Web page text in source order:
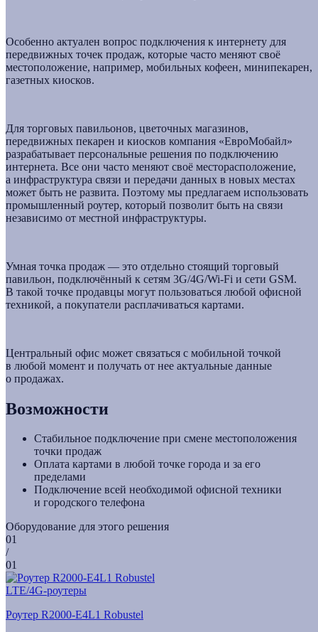
Особенно актуален вопрос подключения к интернету для
передвижных точек продаж, которые часто меняют своё
местоположение, например, мобильных кофеен, минипекарен,
газетных киосков.
Для торговых павильонов, цветочных магазинов,
передвижных пекарен и киосков компания «ЕвроМобайл»
разрабатывает персональные решения по подключению
интернета. Все они часто меняют своё месторасположение,
а инфраструктура связи и передачи данных в новых местах
может быть не развита. Поэтому мы предлагаем использовать
промышленный роутер, который позволит быть на связи
независимо от местной инфраструктуры.
Умная точка продаж — это отдельно стоящий торговый
павильон, подключённый к сетям 3G/4G/Wi-Fi и сети GSM.
В такой точке продавцы могут пользоваться любой офисной
техникой, а покупатели расплачиваться картами.
Центральный офис может связаться с мобильной точкой
в любой момент и получать от нее актуальные данные
о продажах.
Возможности
Стабильное подключение при смене местоположения
точки продаж
Оплата картами в любой точке города и за его
пределами
Подключение всей необходимой офисной техники
и городского телефона
Оборудование для этого решения
01
/
01
LTE/4G-роутеры
Роутер R2000-E4L1 Robustel